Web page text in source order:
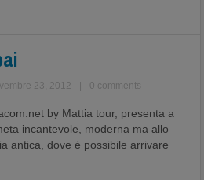
23, 2012 0 comments
by Mattia tour, presenta a
incantevole, moderna ma allo
antica, dove è possibile arrivare